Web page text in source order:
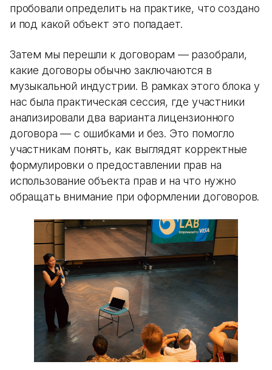
пробовали определить на практике, что создано
и под какой объект это попадает.
Затем мы перешли к договорам — разобрали,
какие договоры обычно заключаются в
музыкальной индустрии. В рамках этого блока у
нас была практическая сессия, где участники
анализировали два варианта лицензионного
договора — с ошибками и без. Это помогло
участникам понять, как выглядят корректные
формулировки о предоставлении прав на
использование объекта прав и на что нужно
обращать внимание при оформлении договоров.